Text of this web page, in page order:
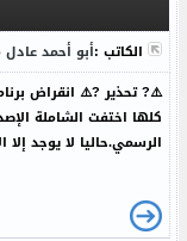
الكاتب :أبو أحمد
⚠️? تحذير ?⚠️ انقراض
كلها اختفت الشاملة
الرسمي.حاليا لا يوجد